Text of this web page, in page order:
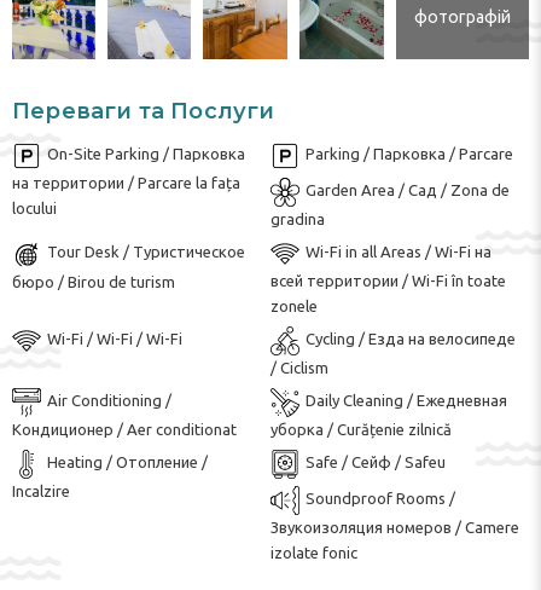
фотографій
Переваги та Послуги
On-Site Parking / Парковка
на территории / Parcare la fața
locului
Parking / Парковка / Parcare
Garden Area / Сад / Zona de
gradina
Tour Desk / Туристическое
бюро / Birou de turism
Wi-Fi in all Areas / Wi-Fi на
всей территории / Wi-Fi în toate
zonele
Wi-Fi / Wi-Fi / Wi-Fi
Cycling / Езда на велосипеде
/ Ciclism
Air Conditioning /
Кондиционер / Aer conditionat
Daily Cleaning / Ежедневная
уборка / Curățenie zilnică
Heating / Отопление /
Incalzire
Safe / Сейф / Safeu
Soundproof Rooms /
Звукоизоляция номеров / Camere
izolate fonic